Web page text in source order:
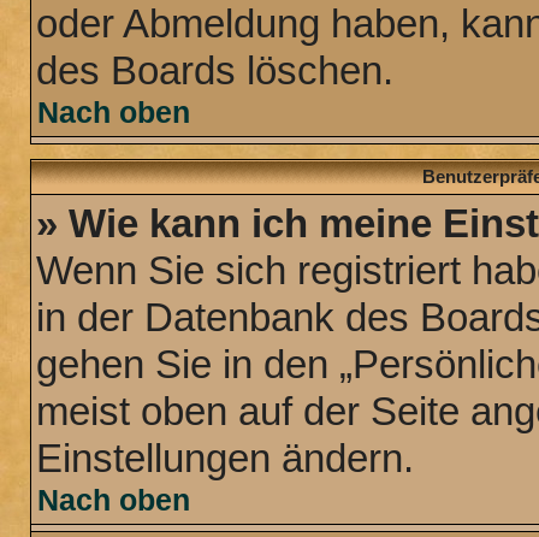
oder Abmeldung haben,
des Boards löschen.
Nach oben
» Wie kann ich meine
Wenn Sie sich registriert
in der Datenbank des
gehen Sie in den
meist oben auf der Seite
Einstellungen ändern.
Nach oben